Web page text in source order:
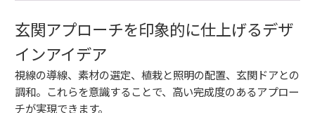
玄関アプローチを印象的に仕上げるデザ
インアイデア
視線の導線、素材の選定、植栽と照明の配置、玄関ドアとの
調和。これらを意識することで、高い完成度のあるアプロー
チが実現できます。